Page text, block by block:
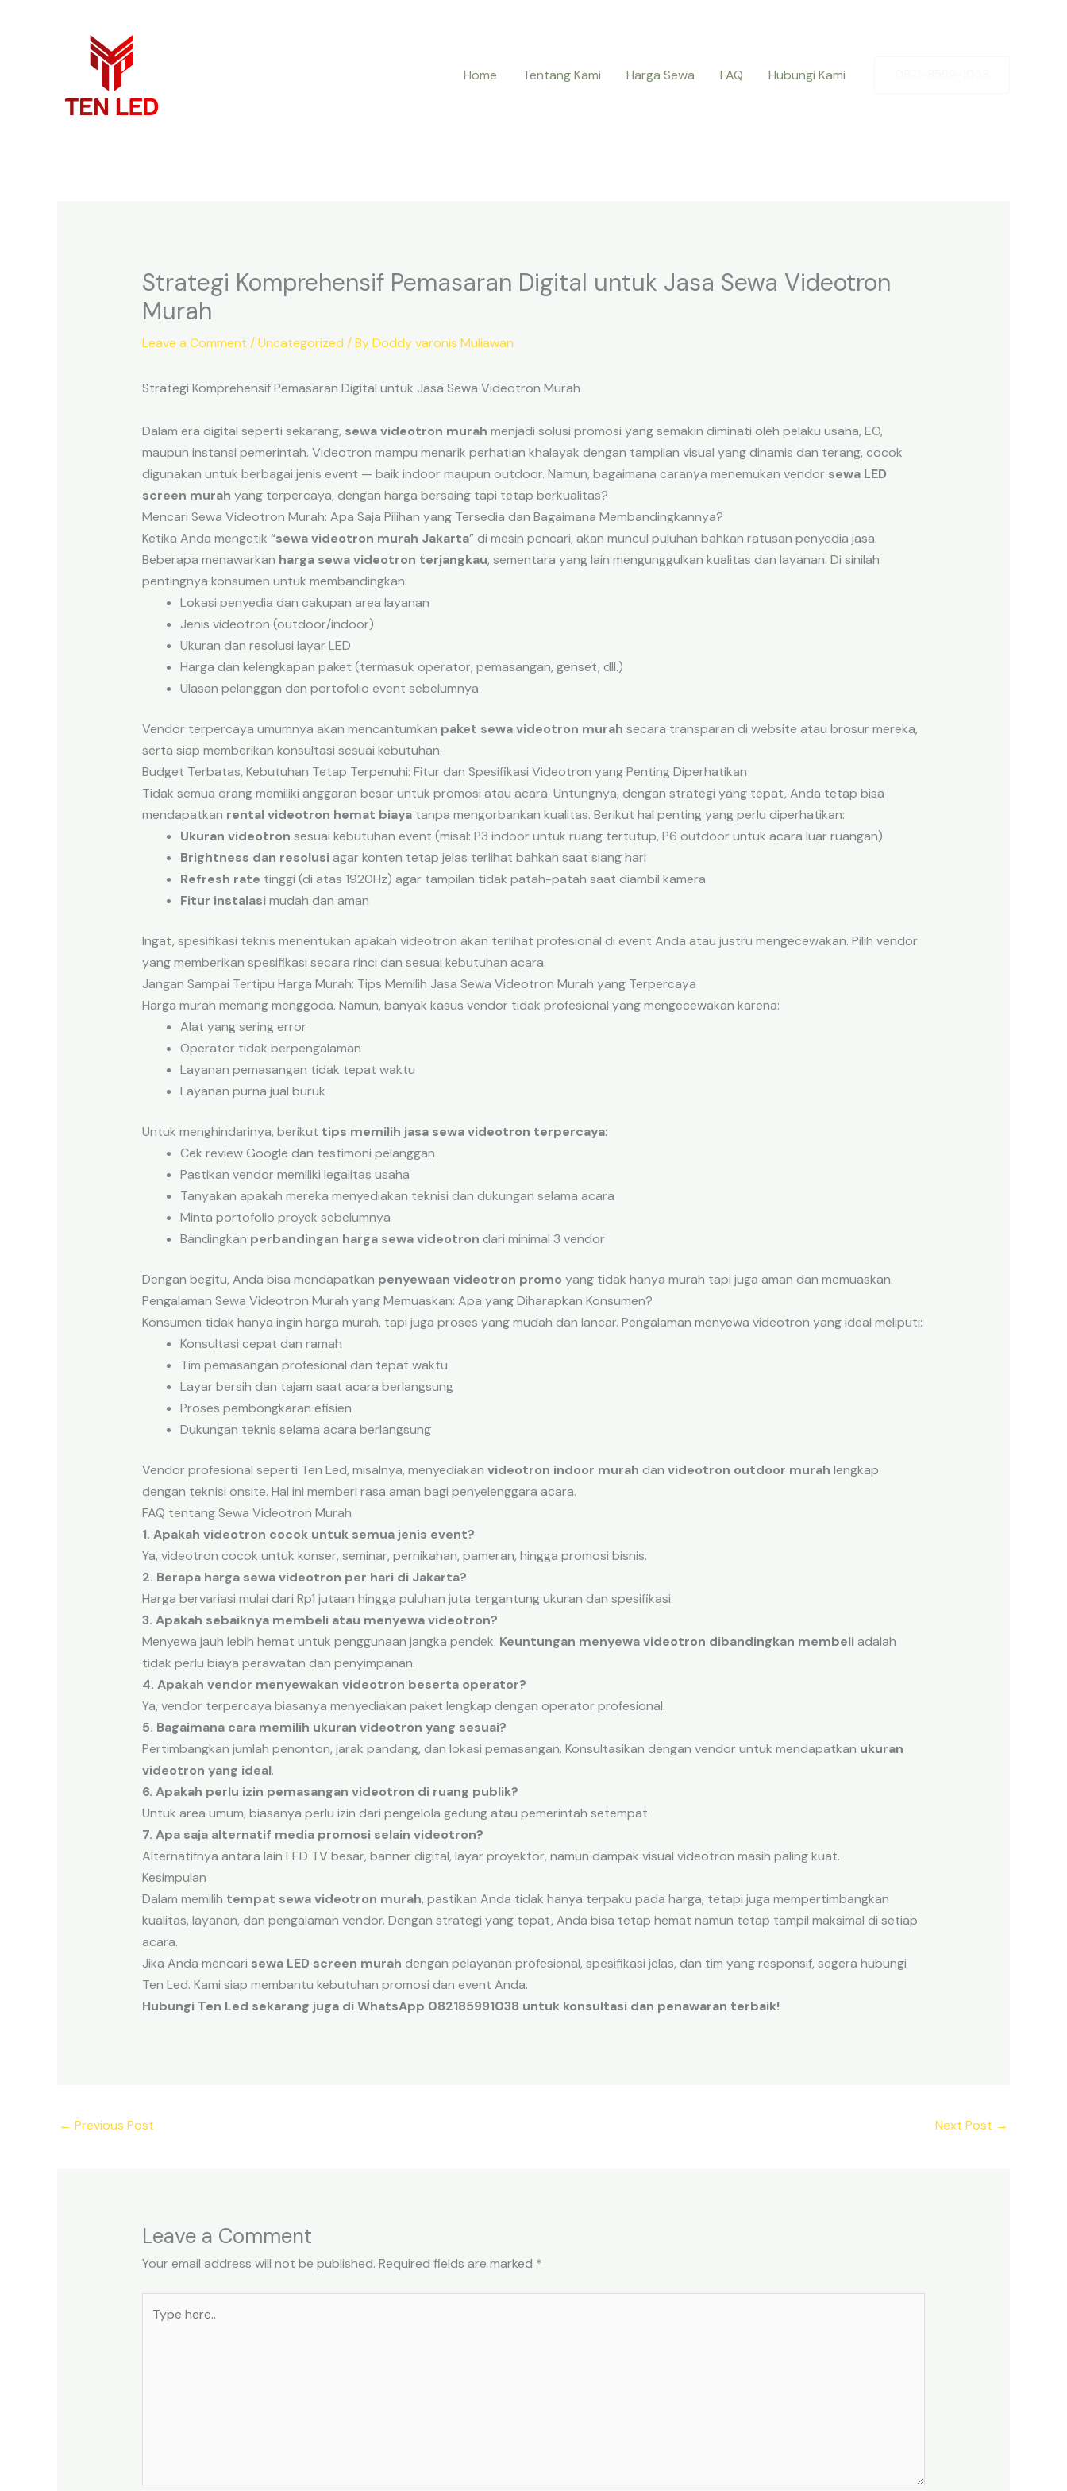
Home
Tentang Kami Harga Sewa FAQ Hubungi Kami
Strategi Komprehensif Pemasaran Digital untuk Jasa Sewa Videotron
Murah
Leave a Comment /Uncategorized / ByDoddy varonis Muliawan
Strategi Komprehensif Pemasaran Digital untuk Jasa Sewa Videotron Murah
Dalam era digital seperti sekarang, sewa videotron murah menjadi solusi promosi yang semakin diminati oleh pelaku usaha, EO,
maupun instansi pemerintah. Videotron mampu menarik perhatian khalayak dengan tampilan visual yang dinamis dan terang, cocok
digunakan untuk berbagai jenis event — baik indoor maupun outdoor. Namun, bagaimana caranya menemukan vendor sewa LED
screen murah yang terpercaya, dengan harga bersaing tapi tetap berkualitas?
Mencari Sewa Videotron Murah: Apa Saja Pilihan yang Tersedia dan Bagaimana Membandingkannya?
Ketika Anda mengetik “sewa videotron murah Jakarta” di mesin pencari, akan muncul puluhan bahkan ratusan penyedia jasa.
Beberapa menawarkan harga sewa videotron terjangkau, sementara yang lain mengunggulkan kualitas dan layanan. Di sinilah
pentingnya konsumen untuk membandingkan:
Lokasi penyedia dan cakupan area layanan
Jenis videotron (outdoor/indoor)
Ukuran dan resolusi layar LED
Harga dan kelengkapan paket (termasuk operator, pemasangan, genset, dll.)
Ulasan pelanggan dan portofolio event sebelumnya
Vendor terpercaya umumnya akan mencantumkan paket sewa videotron murah secara transparan di website atau brosur mereka,
serta siap memberikan konsultasi sesuai kebutuhan.
Budget Terbatas, Kebutuhan Tetap Terpenuhi: Fitur dan Spesifikasi Videotron yang Penting Diperhatikan
Tidak semua orang memiliki anggaran besar untuk promosi atau acara. Untungnya, dengan strategi yang tepat, Anda tetap bisa
mendapatkan rental videotron hemat biayatanpa mengorbankan kualitas. Berikut hal penting yang perlu diperhatikan:
Ukuran videotron sesuai kebutuhan event (misal: P3 indoor untuk ruang tertutup, P6 outdoor untuk acara luar ruangan)
Brightness dan resolusi agar konten tetap jelas terlihat bahkan saat siang hari
Refresh rate tinggi (di atas 1920Hz) agar tampilan tidak patah-patah saat diambil kamera
Fitur instalasi mudah dan aman
Ingat, spesifikasi teknis menentukan apakah videotron akan terlihat profesional di event Anda atau justru mengecewakan. Pilih vendor
yang memberikan spesifikasi secara rinci dan sesuai kebutuhan acara.
Jangan Sampai Tertipu Harga Murah: Tips Memilih Jasa Sewa Videotron Murah yang Terpercaya
Harga murah memang menggoda. Namun, banyak kasus vendor tidak profesional yang mengecewakan karena:
Alat yang sering error
Operator tidak berpengalaman
Layanan pemasangan tidak tepat waktu
Layanan purna jual buruk
Untuk menghindarinya, berikut tips memilih jasa sewa videotron terpercaya:
Cek review Google dan testimoni pelanggan
Pastikan vendor memiliki legalitas usaha
Tanyakan apakah mereka menyediakan teknisi dan dukungan selama acara
Minta portofolio proyek sebelumnya
Bandingkan perbandingan harga sewa videotron dari minimal 3 vendor
Dengan begitu, Anda bisa mendapatkan penyewaan videotron promo yang tidak hanya murah tapi juga aman dan memuaskan.
Pengalaman Sewa Videotron Murah yang Memuaskan: Apa yang Diharapkan Konsumen?
Konsumen tidak hanya ingin harga murah, tapi juga proses yang mudah dan lancar. Pengalaman menyewa videotron yang ideal meliputi:
Konsultasi cepat dan ramah
Tim pemasangan profesional dan tepat waktu
Layar bersih dan tajam saat acara berlangsung
Proses pembongkaran efisien
Dukungan teknis selama acara berlangsung
Vendor profesional seperti Ten Led, misalnya, menyediakan videotron indoor murah dan videotron outdoor murah lengkap
dengan teknisi onsite. Hal ini memberi rasa aman bagi penyelenggara acara.
FAQ tentang Sewa Videotron Murah
1. Apakah videotron cocok untuk semua jenis event?
Ya, videotron cocok untuk konser, seminar, pernikahan, pameran, hingga promosi bisnis.
2. Berapa harga sewa videotron per hari di Jakarta?
Harga bervariasi mulai dari Rp1 jutaan hingga puluhan juta tergantung ukuran dan spesifikasi.
3. Apakah sebaiknya membeli atau menyewa videotron?
Menyewa jauh lebih hemat untuk penggunaan jangka pendek. Keuntungan menyewa videotron dibandingkan membeli adalah
tidak perlu biaya perawatan dan penyimpanan.
4. Apakah vendor menyewakan videotron beserta operator?
Ya, vendor terpercaya biasanya menyediakan paket lengkap dengan operator profesional.
5. Bagaimana cara memilih ukuran videotron yang sesuai?
Pertimbangkan jumlah penonton, jarak pandang, dan lokasi pemasangan. Konsultasikan dengan vendor untuk mendapatkan ukuran
videotron yang ideal.
6. Apakah perlu izin pemasangan videotron di ruang publik?
Untuk area umum, biasanya perlu izin dari pengelola gedung atau pemerintah setempat.
7. Apa saja alternatif media promosi selain videotron?
Alternatifnya antara lain LED TV besar, banner digital, layar proyektor, namun dampak visual videotron masih paling kuat.
Kesimpulan
Dalam memilih tempat sewa videotron murah, pastikan Anda tidak hanya terpaku pada harga, tetapi juga mempertimbangkan
kualitas, layanan, dan pengalaman vendor. Dengan strategi yang tepat, Anda bisa tetap hemat namun tetap tampil maksimal di setiap
acara.
Jika Anda mencari sewa LED screen murah dengan pelayanan profesional, spesifikasi jelas, dan tim yang responsif, segera hubungi
Ten Led. Kami siap membantu kebutuhan promosi dan event Anda.
Hubungi Ten Led sekarang juga di WhatsApp 082185991038 untuk konsultasi dan penawaran terbaik!
← Previous Post Next Post →
Leave a Comment
Your email address will not be published. Required fields are marked *
here..